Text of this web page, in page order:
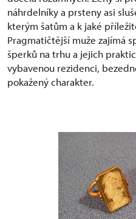
náhrdelníky a prsteny asi
kterým šatům a k jaké
Pragmatičtější muže zajímá
šperků na trhu a jejich
vybavenou rezidenci,
pokažený charakter.